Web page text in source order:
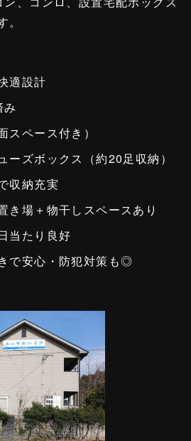
適設計
み
スペース付き）
ーズボックス（約20足収納）
収納充実
き場＋物干しスペースあり
当たり良好
で安心・防犯対策も◎